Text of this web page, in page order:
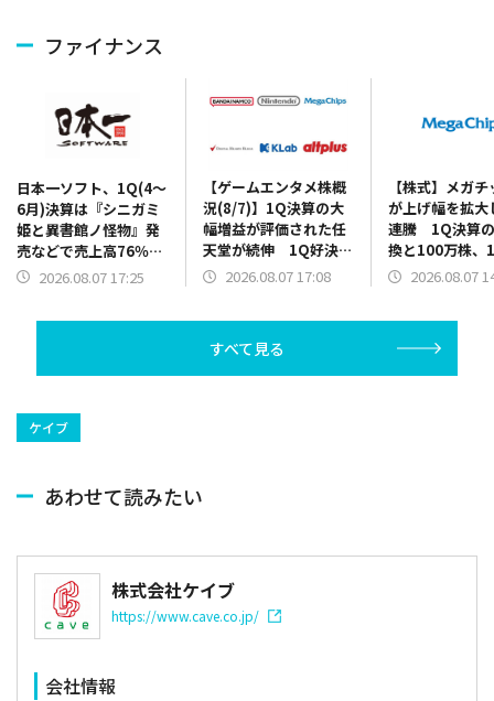
ファイナンス
日本一ソフト、1Q(4～
6月)決算は『シニガミ
姫と異書館ノ怪物』発
売などで売上高76％増
に 2Q以降発売の新作
2026.08.07 17:25
【ゲームエンタメ株概
況(8/7)】1Q決算の大
幅増益が評価された任
天堂が続伸 1Q好決算
と2Q累計業績予想の上
2026.08.07 17:08
【株式】メガ
が上げ幅を拡大
連騰 1Q決算
換と100万株、
円を上限とした
2026.08.07
すべて見る
ケイブ
あわせて読みたい
株式会社ケイブ
https://www.cave.co.jp/
会社情報